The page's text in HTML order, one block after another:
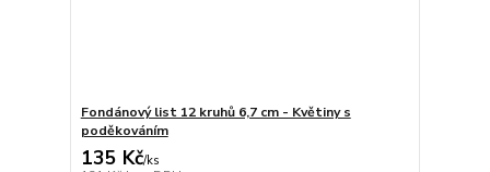
Fondánový list 12 kruhů 6,7 cm - Květiny s
poděkováním
135 Kč/ks